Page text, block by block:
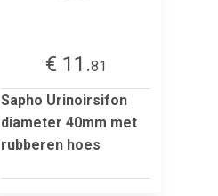
€ 11.81
Sapho Urinoirsifon
diameter 40mm met
rubberen hoes